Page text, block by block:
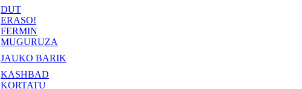
DUT
ERASO!
FERMIN
MUGURUZA
JAUKO BARIK
KASHBAD
KORTATU